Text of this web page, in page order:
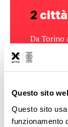
Questo sito
Questo sito
funzionamento
2 città
Da Torino
(e